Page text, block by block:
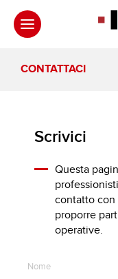
CONTATTACI
Scrivici
Questa
contatto
proporre
operative.